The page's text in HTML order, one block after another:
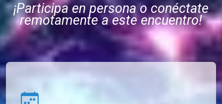
¡Participa en persona o conéctate
remotamente a este encuentro!